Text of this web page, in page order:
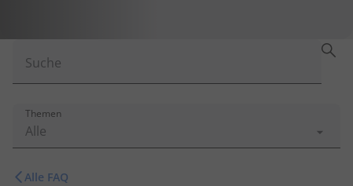
Suche
Alle
Themen
Alle FAQ